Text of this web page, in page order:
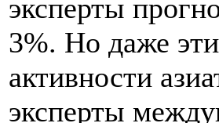
эксперты
3%. Но даже
активности
эксперты